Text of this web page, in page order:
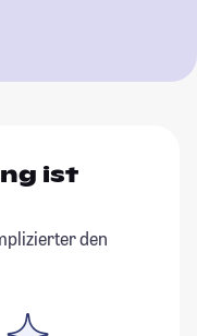
ist
den